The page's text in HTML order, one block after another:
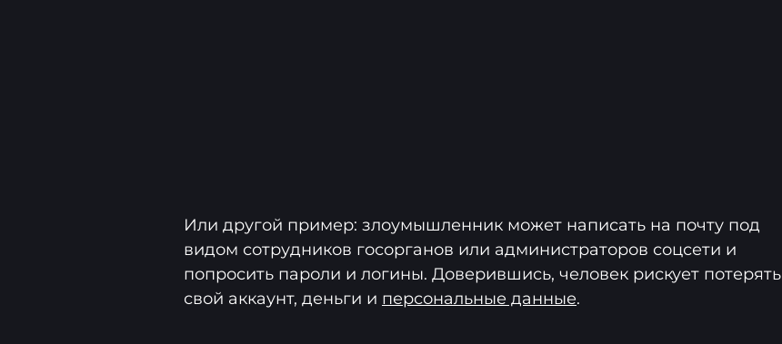
Или другой пример: злоумышленник может написать на почту под
видом сотрудников госорганов или администраторов соцсети и
попросить пароли и логины. Доверившись, человек рискует потерять
свой аккаунт, деньги и персональные данные.